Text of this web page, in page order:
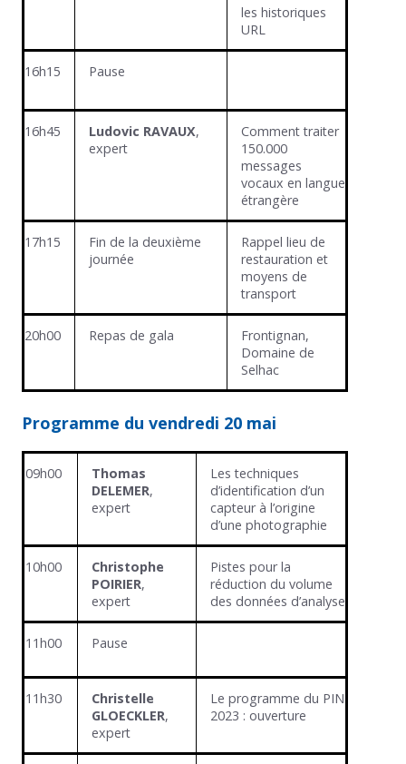
les historiques
URL
16h15 Pause
16h45 Ludovic RAVAUX,
expert
Comment traiter
150.000
messages
vocaux en langue
étrangère
17h15
Fin de la deuxième
journée
Rappel lieu de
restauration et
moyens de
transport
20h00 Repas de gala
Frontignan,
Domaine de
Selhac
Programme du vendredi 20 mai
09h00
Thomas
DELEMER,
expert
Les techniques
d’identification d’un
capteur à l’origine
d’une photographie
10h00
Christophe
POIRIER,
expert
Pistes pour la
réduction du volume
des données d’analyse
11h00 Pause
11h30
Christelle
GLOECKLER,
expert
Le programme du PIN
2023 : ouverture